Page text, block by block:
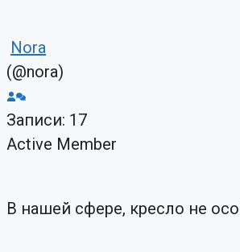
Nora
(@nora)
Записи: 17
Active Member
В нашей сфере, кресло не